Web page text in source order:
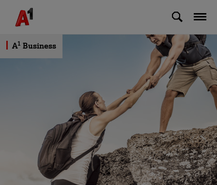
Skip to Main Content
A1 Business